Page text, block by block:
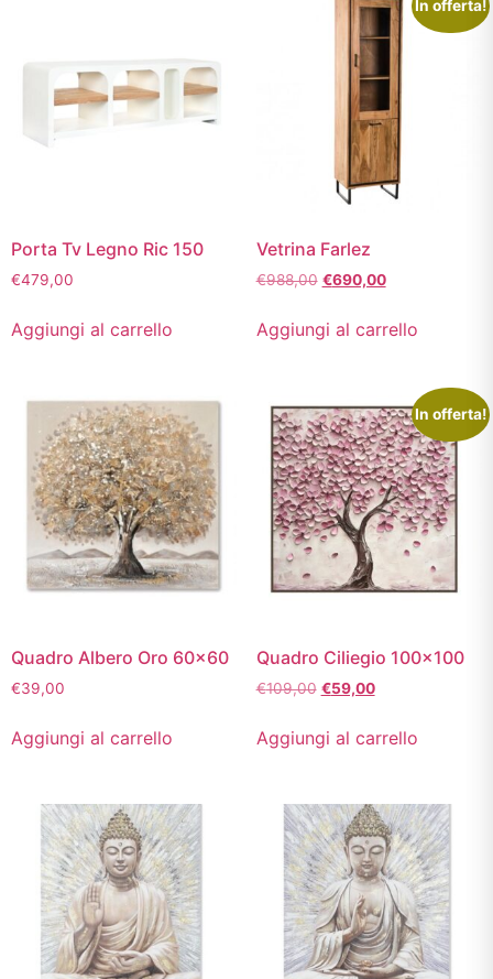
Porta Tv Legno Ric 150
€479,00
Aggiungi al carrello
In offerta!
Vetrina Farlez
€988,00 €690,00
Aggiungi al carrello
Quadro Albero Oro 60×60
€39,00
Aggiungi al carrello
In offerta!
Quadro Ciliegio 100×100
€109,00 €59,00
Aggiungi al carrello